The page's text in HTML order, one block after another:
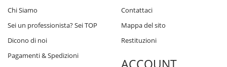
Chi Siamo
Sei un professionista? Sei TOP
Dicono di noi
Pagamenti & Spedizioni
Contattaci
Mappa del sito
Restituzioni